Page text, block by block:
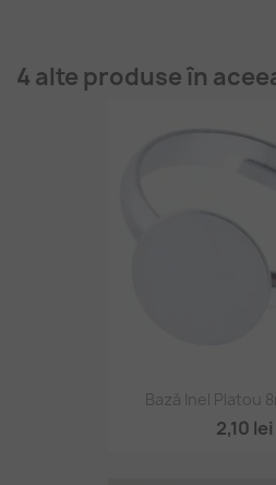
4 alte produse în
Bază Inel Platou
2,10 lei